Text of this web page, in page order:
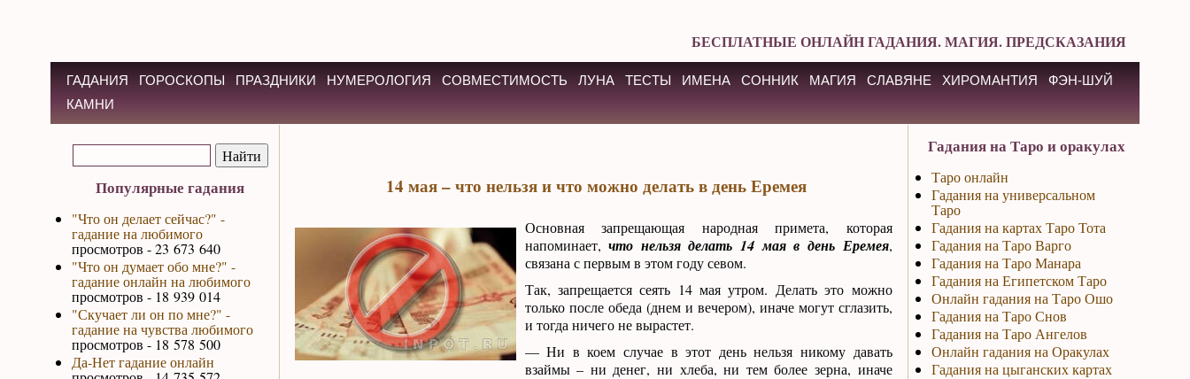
БЕСПЛАТНЫЕ ОНЛАЙН ГАДАНИЯ. МАГИЯ. ПРЕДСКАЗАНИЯ
ГАДАНИЯ ГОРОСКОПЫ ПРАЗДНИКИ НУМЕРОЛОГИЯ СОВМЕСТИМОСТЬ ЛУНА ТЕСТЫ ИМЕНА СОННИК МАГИЯ СЛАВЯНЕ ХИРОМАНТИЯ
ФЭН-ШУЙ
КАМНИ
Популярные гадания
"Что он делает сейчас?" -
гадание на любимого
просмотров - 23 673 640
"Что он думает обо мне?" -
гадание онлайн на любимого
просмотров - 18 939 014
"Скучает ли он по мне?" -
гадание на чувства любимого
просмотров - 18 578 500
Да-Нет гадание онлайн
14 мая – что нельзя и что можно делать в день Еремея
Основная запрещающая народная примета, которая
напоминает,что нельзя делать 14 мая в день Еремея,
связана с первым в этом году севом.
Так, запрещается сеять 14 мая утром. Делать это можно
только после обеда (днем и вечером), иначе могут сглазить,
и тогда ничего не вырастет.
— Ни в коем случае в этот день нельзя никому давать
взаймы – ни денег, ни хлеба, ни тем более зерна, иначе
Гадания на Таро и оракулах
Таро онлайн
Гадания на универсальном
Таро
Гадания на картах Таро Тота
Гадания на Таро Варго
Гадания на Таро Манара
Гадания на Египетском Таро
Онлайн гадания на Таро Ошо
Гадания на Таро Снов
Гадания на Таро Ангелов
Онлайн гадания на Оракулах
Гадания на цыганских картах